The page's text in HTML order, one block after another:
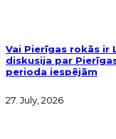
Vai Pierīgas rokās ir
diskusija par
perioda iespējām
27. July, 2026